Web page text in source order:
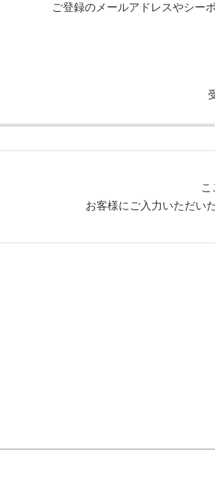
ご登録のメールアドレスやシー
お客様にご入力いただい